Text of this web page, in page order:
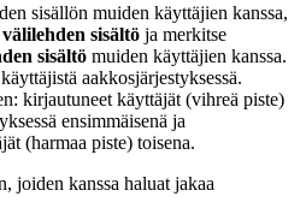
sisällön muiden käyttäjien kanssa,
sisältö ja merkitse
sisältö muiden käyttäjien kanssa.
aakkosjärjestyksessä.
kirjautuneet käyttäjät (vihreä piste)
ensimmäisenä ja
(harmaa piste) toisena.
joiden kanssa haluat jakaa